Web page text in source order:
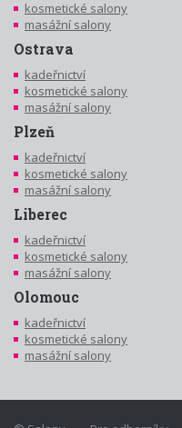
kosmetické salony
masážní salony
Ostrava
kadeřnictví
kosmetické salony
masážní salony
Plzeň
kadeřnictví
kosmetické salony
masážní salony
Liberec
kadeřnictví
kosmetické salony
masážní salony
Olomouc
kadeřnictví
kosmetické salony
masážní salony